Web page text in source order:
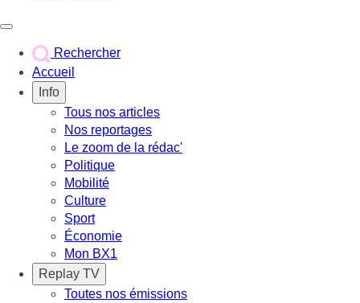
Rechercher
Accueil
Info
Tous nos articles
Nos reportages
Le zoom de la rédac'
Politique
Mobilité
Culture
Sport
Économie
Mon BX1
Replay TV
Toutes nos émissions